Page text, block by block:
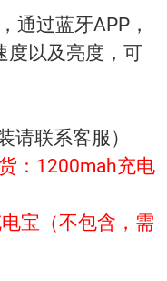
通过蓝牙APP，
度以及亮度，可
请联系客服）
：1200mah充电
宝（不包含，需